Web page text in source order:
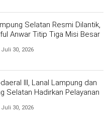
Selatan Resmi Dilantik,
Anwar Titip Tiga Misi Besar
Juli 30, 2026
III, Lanal Lampung dan
Selatan Hadirkan Pelayanan
Juli 30, 2026